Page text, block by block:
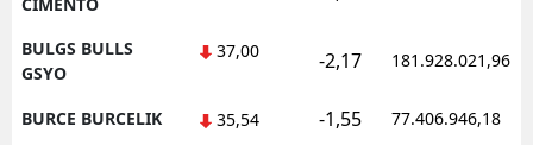
BULGS BULLS
GSYO
37,00 -2,17 181.928.021,96
BURCE BURCELIK 35,54 -1,55 77.406.946,18